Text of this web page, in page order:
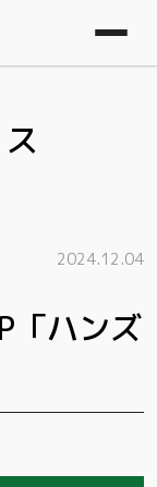
2024.12.04
「ハンズ